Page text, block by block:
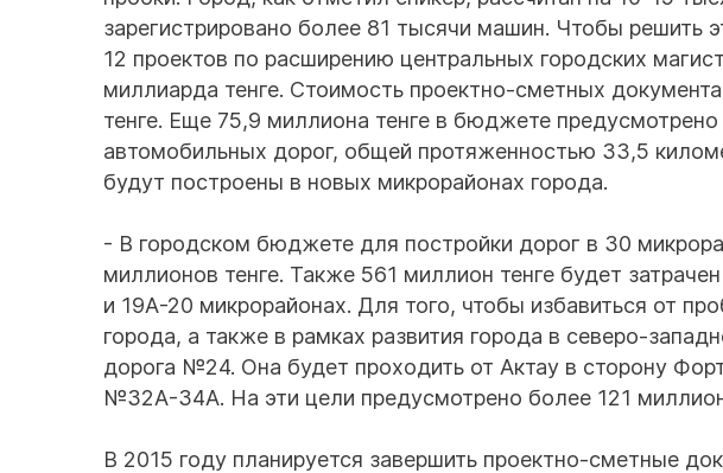
зарегистрировано более 81 тысячи машин. Чтобы решить
12 проектов по расширению центральных городских
миллиарда тенге. Стоимость проектно-сметных
тенге. Еще 75,9 миллиона тенге в бюджете
автомобильных дорог, общей протяженностью 33,5
будут построены в новых микрорайонах города.
- В городском бюджете для постройки дорог в 30
миллионов тенге. Также 561 миллион тенге будет
и 19А-20 микрорайонах. Для того, чтобы избавиться от
города, а также в рамках развития города в северо-
дорога №24. Она будет проходить от Актау в сторону
№32А-34А. На эти цели предусмотрено более 121
В 2015 году планируется завершить проектно-сметные